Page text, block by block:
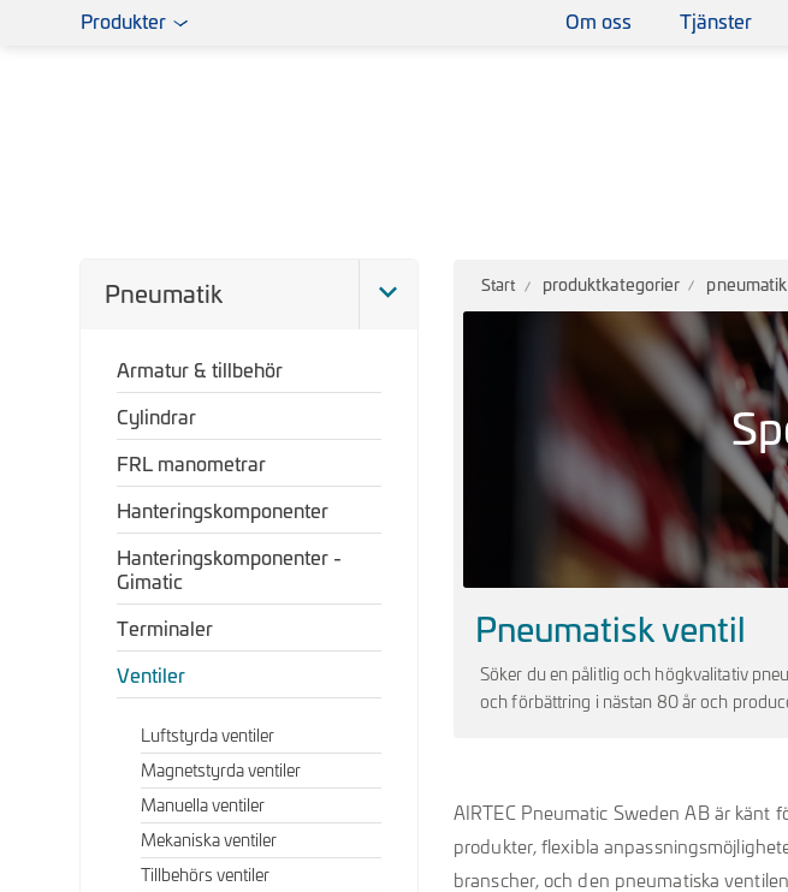
Produkter Om oss Tjänster
Pneumatisk ventil
Söker du en pålitlig och högkvalitativ
och förbättring i nästan 80 år och
Start produktkategorier pneumatik
AIRTEC Pneumatic Sweden AB är känt
produkter, flexibla
branscher, och den pneumatiska
Pneumatik
Armatur & tillbehör
Cylindrar
FRL manometrar
Hanteringskomponenter
Hanteringskomponenter -
Gimatic
Terminaler
Ventiler
Luftstyrda ventiler
Magnetstyrda ventiler
Manuella ventiler
Mekaniska ventiler
Tillbehörs ventiler